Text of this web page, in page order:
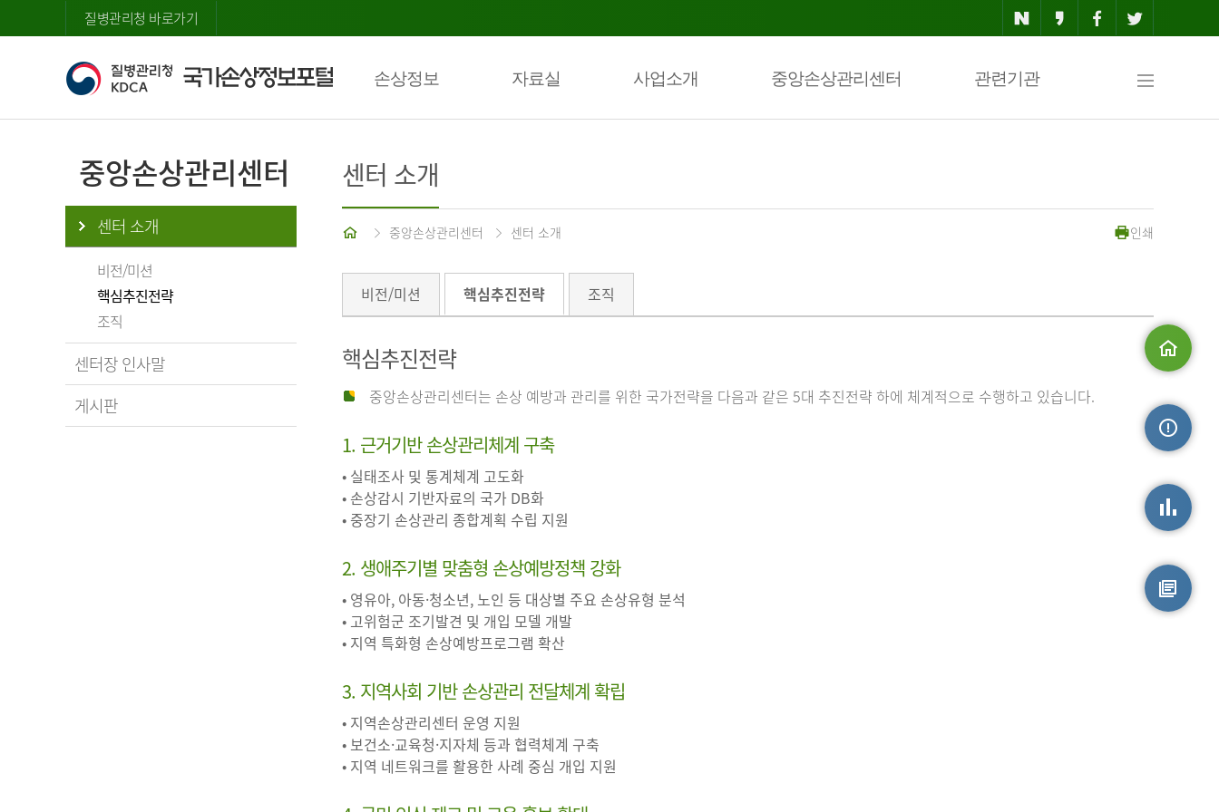
질병관리청 바로가기
손상정보 자료실 사업소개 중앙손상관리센터 관련기관
맵
중앙손상관리센터
센터 소개
비전/미션
핵심추진전략
조직
센터장 인사말
게시판
센터 소개
중앙손상관리센터 센터 소개 인쇄
비전/미션 핵심추진전략 조직
핵심추진전략
중앙손상관리센터는 손상 예방과 관리를 위한 국가전략을 다음과 같은 5대 추진전략 하에 체계적으로 수행하고 있습니다.
1. 근거기반 손상관리체계 구축
• 실태조사 및 통계체계 고도화
• 손상감시 기반자료의 국가 DB화
• 중장기 손상관리 종합계획 수립 지원
2. 생애주기별 맞춤형 손상예방정책 강화
• 영유아, 아동·청소년, 노인 등 대상별 주요 손상유형 분석
• 고위험군 조기발견 및 개입 모델 개발
• 지역 특화형 손상예방프로그램 확산
3. 지역사회 기반 손상관리 전달체계 확립
• 지역손상관리센터 운영 지원
• 보건소·교육청·지자체 등과 협력체계 구축
• 지역 네트워크를 활용한 사례 중심 개입 지원